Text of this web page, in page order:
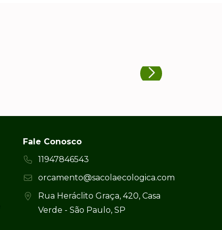
Fale Conosco
11947846543
orcamento@sacolaecologica.com
Rua Heráclito Graça, 420, Casa
Verde - São Paulo, SP